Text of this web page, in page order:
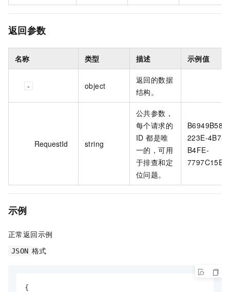
返回参数
名称 类型 描述 示例值
object
返回的数据
结构。
RequestId string
公共参数，
每个请求的
ID 都是唯
一的，可用
于排查和定
位问题。
B6949B58-
223E-4B75-
B4FE-
示例
正常返回示例
JSON 格式
{